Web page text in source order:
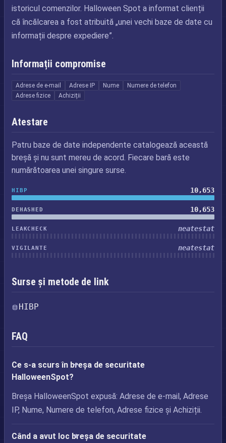
istoricul comenzilor. Halloween Spot a informat clienții
că încălcarea a fost atribuită „unei vechi baze de date cu
informații despre expediere”.
Informații compromise
Adrese de e-mail Adrese IP Nume
Numere de telefon
Adrese fizice
Achiziții
Atestare
Patru baze de date independente catalogează această
breșă și nu sunt mereu de acord. Fiecare bară este
numărătoarea unei singure surse.
HIBP 10,653
DEHASHED 10,653
LEAKCHECK neatestat
VIGILANTE neatestat
Surse și metode de link
HIBP
FAQ
Ce s-a scurs în breșa de securitate
HalloweenSpot?
Breșa HalloweenSpot expusă: Adrese de e-mail, Adrese
IP, Nume, Numere de telefon, Adrese fizice și Achiziții.
Când a avut loc breșa de securitate